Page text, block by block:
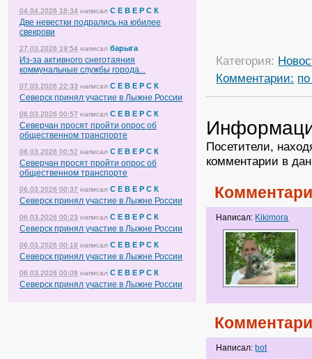
04.04.2026 18:34 написал С Е В Е Р С К
Две невестки подрались на юбилее
свекрови
27.03.2026 19:54 написал барыга
Из-за активного снеготаяния
коммунальные службы города...
07.03.2026 22:33 написал С Е В Е Р С К
Северск принял участие в Лыжне России
06.03.2026 00:57 написал С Е В Е Р С К
Северчан просят пройти опрос об
общественном транспорте
06.03.2026 00:52 написал С Е В Е Р С К
Северчан просят пройти опрос об
общественном транспорте
06.03.2026 00:37 написал С Е В Е Р С К
Северск принял участие в Лыжне России
06.03.2026 00:23 написал С Е В Е Р С К
Северск принял участие в Лыжне России
06.03.2026 00:18 написал С Е В Е Р С К
Северск принял участие в Лыжне России
06.03.2026 00:09 написал С Е В Е Р С К
Северск принял участие в Лыжне России
Категория:
Комментарии:
Посетители,
комментарии в
Написал: Kikimora
Написал: bot